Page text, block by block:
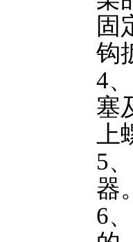
固
钩
4
塞
上
5
器
6